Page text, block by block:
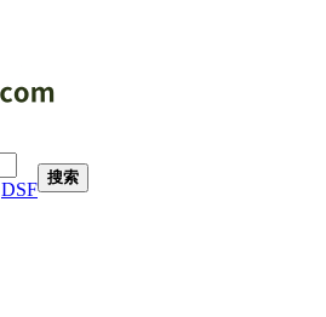
DSF
搜索